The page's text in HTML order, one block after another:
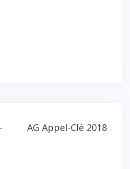
AG Appel-Clé 2018